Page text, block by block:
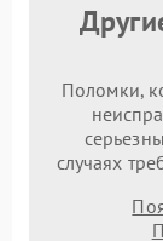
Поломки,
случаях